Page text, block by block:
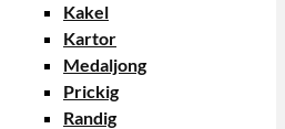
Kakel
Kartor
Medaljong
Prickig
Randig